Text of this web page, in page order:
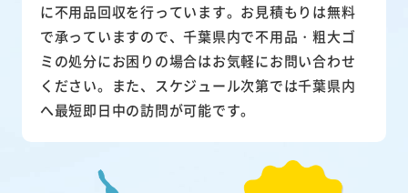
に不用品回収を行っています。お見積もりは無料
で承っていますので、千葉県内で不用品・粗大ゴ
ミの処分にお困りの場合はお気軽にお問い合わせ
ください。また、スケジュール次第では千葉県内
へ最短即日中の訪問が可能です。